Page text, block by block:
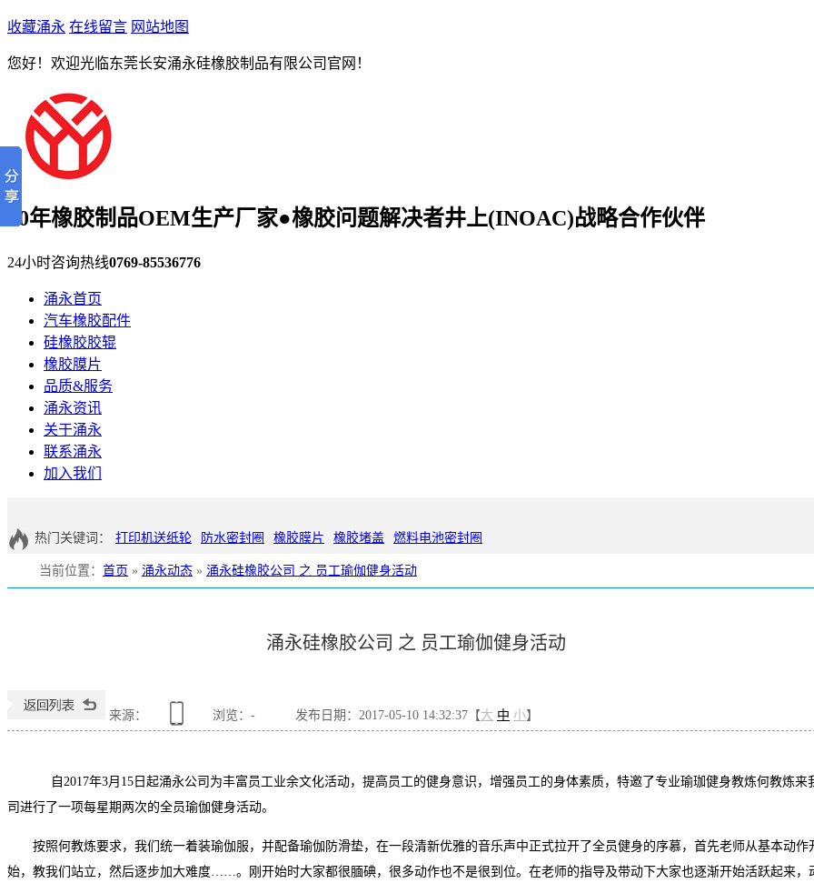
收藏涌永 在线留言 网站地图
您好！欢迎光临东莞长安涌永硅橡胶制品有限公司官网！
30年橡胶制品OEM生产厂家●橡胶问题解决者井上(INOAC)战略合作伙伴
24小时咨询热线0769-85536776
涌永首页
汽车橡胶配件
硅橡胶胶辊
橡胶膜片
品质&服务
涌永资讯
关于涌永
联系涌永
加入我们
热门关键词： 打印机送纸轮 防水密封圈 橡胶膜片 橡胶堵盖 燃料电池密封圈
当前位置 ： 首页 » 涌永动态 » 涌永硅橡胶公司 之 员工瑜伽健身活动
涌永硅橡胶公司 之 员工瑜伽健身活动
来源： 浏览： - 发布日期：2017-05-10 14:32:37【大 中 小】
自 2017年3月 15 日起涌永公司为丰富员工业余文化活动，提高员工的健身意识，增强员工的身体素质，特邀了专业瑜珈健身教炼何教炼来
司进行了一项每星期两次的全员瑜伽健身活动。
按照何教炼要求，我们统一着装瑜伽服，并配备瑜伽防滑垫，在一段清新优雅的音乐声中正式拉开了全员健身的序慕，首先老师从基本动作
始，教我们站立，然后逐步加大难度……。刚开始时大家都很腼碘，很多动作也不是很到位。在老师的指导及带动下大家也逐渐开始活跃起来，